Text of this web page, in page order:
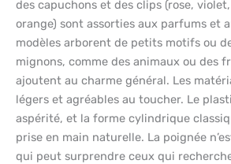
des capuchons et des clips (rose,
orange) sont assorties aux parfums et
modèles arborent de petits motifs ou
mignons, comme des animaux ou des
ajoutent au charme général. Les
légers et agréables au toucher. Le
aspérité, et la forme cylindrique
prise en main naturelle. La poignée
qui peut surprendre ceux qui